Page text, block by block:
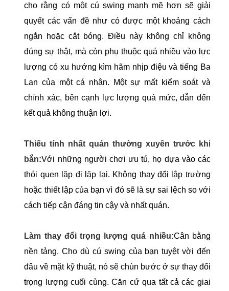
cho rằng có một cú swing mạnh mẽ hơn sẽ giải
quyết các vấn đề như có được một khoảng cách
ngắn hoặc cắt bóng. Điều này không chỉ không
đúng sự thật, mà còn phụ thuộc quá nhiều vào lực
lượng có xu hướng kìm hãm nhịp điệu và tiếng Ba
Lan của một cá nhân. Một sự mất kiểm soát và
chính xác, bên cạnh lực lượng quá mức, dẫn đến
kết quả không thuận lợi.
Thiếu tính nhất quán thường xuyên trước khi
bắn:Với những người chơi ưu tú, họ dựa vào các
thói quen lặp đi lặp lại. Không thay đổi lập trường
hoặc thiết lập của bạn vì đó sẽ là sự sai lệch so với
cách tiếp cận đáng tin cậy và nhất quán.
Làm thay đổi trọng lượng quá nhiều:Cân bằng
nền tảng. Cho dù cú swing của bạn tuyệt vời đến
đâu về mặt kỹ thuật, nó sẽ chùn bước ở sự thay đổi
trọng lượng cuối cùng. Căn cứ qua tất cả các giai